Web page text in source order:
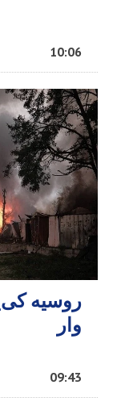
10:06
روسیه
وار
09:43